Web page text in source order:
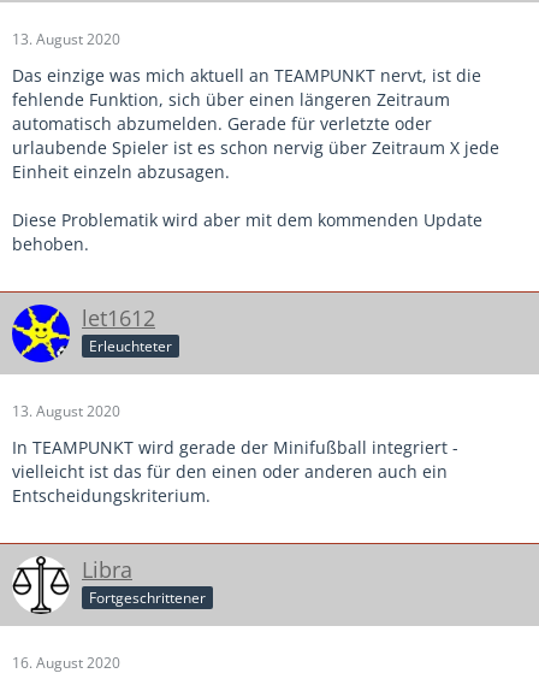
13. August 2020
Das einzige was mich aktuell an TEAMPUNKT nervt, ist die
fehlende Funktion, sich über einen längeren Zeitraum
automatisch abzumelden. Gerade für verletzte oder
urlaubende Spieler ist es schon nervig über Zeitraum X jede
Einheit einzeln abzusagen.
Diese Problematik wird aber mit dem kommenden Update
behoben.
let1612
Erleuchteter
13. August 2020
In TEAMPUNKT wird gerade der Minifußball integriert -
vielleicht ist das für den einen oder anderen auch ein
Entscheidungskriterium.
Libra
Fortgeschrittener
16. August 2020